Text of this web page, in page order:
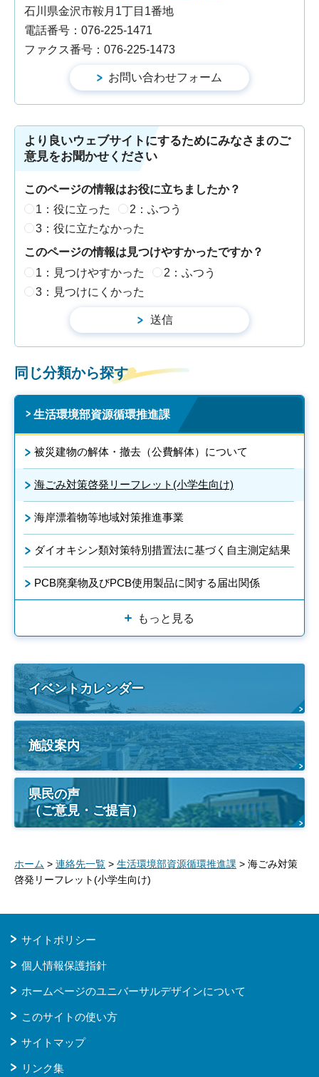
石川県金沢市鞍月1丁目1番地
電話番号：076-225-1471
ファクス番号：076-225-1473
より良いウェブサイトにするためにみなさまのご
意見をお聞かせください
このページの情報はお役に立ちましたか？
1：役に立った
2：ふつう
3：役に立たなかった
このページの情報は見つけやすかったですか？
1：見つけやすかった
2：ふつう
3：見つけにくかった
同じ分類から探す
生活環境部資源循環推進課
被災建物の解体・撤去（公費解体）について
海ごみ対策啓発リーフレット(小学生向け)
海岸漂着物等地域対策推進事業
ダイオキシン類対策特別措置法に基づく自主測定結果
PCB廃棄物及びPCB使用製品に関する届出関係
もっと見る
イベントカレンダー
施設案内
県民の声
（ご意見・ご提言）
ホーム > 連絡先一覧 > 生活環境部資源循環推進課 > 海ごみ対策
啓発リーフレット(小学生向け)
サイトポリシー
個人情報保護指針
ホームページのユニバーサルデザインについて
このサイトの使い方
サイトマップ
リンク集